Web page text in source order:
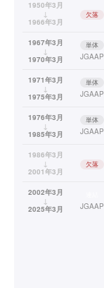
1950年3月
↓
1966年3月
欠落
1967年3月
↓
1970年3月
単体
JGAAP
1971年3月
↓
1975年3月
単体
JGAAP
1976年3月
↓
1985年3月
単体
JGAAP
1986年3月
↓
2001年3月
欠落
2002年3月
↓
2025年3月
JGAAP